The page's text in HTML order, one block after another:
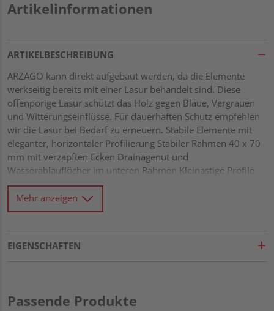
Artikelinformationen
ARTIKELBESCHREIBUNG
ARZAGO kann direkt aufgebaut werden, da die Elemente
werkseitig bereits mit einer Lasur behandelt sind. Diese
offenporige Lasur schützt das Holz gegen Bläue, Vergrauen
und Witterungseinflüsse. Für dauerhaften Schutz empfehlen
wir die Lasur bei Bedarf zu erneuern. Stabile Elemente mit
eleganter, horizontaler Profilierung Stabiler Rahmen 40 x 70
mm mit verzapften Ecken Drainagenut und
Wasserablauflöcher im unteren Rahmen Kleinastige Profile
21 x 122 mm mit Riffel-Hobelung Gitter mit Leisten 10 x 40
mm und einer Maschenweite von 60 x 60 mm Alle
Verbindungen aus Edelstahl
Mehr anzeigen
EIGENSCHAFTEN
Passende Produkte